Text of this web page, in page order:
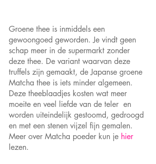
Groene thee is inmiddels een
gewoongoed geworden. Je vindt geen
schap meer in de supermarkt zonder
deze thee. De variant waarvan deze
truffels zijn gemaakt, de Japanse groene
Matcha thee is iets minder algemeen.
Deze theeblaadjes kosten wat meer
moeite en veel liefde van de teler  en
worden uiteindelijk gestoomd, gedroogd
en met een stenen vijzel fijn gemalen.
Meer over Matcha poeder kun je hier
lezen.